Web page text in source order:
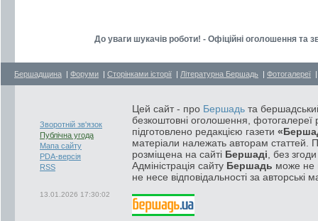
До уваги шукачів роботи! - Офіційні оголошення та
Бершадщина | Форуми | Сторінками історії | Літературна Бершадь | Фотогалереї
Зворотній зв'язок
Публічна угода
Мапа сайту
PDA-версія
RSS
13.01.2026 17:30:02
Цей сайт - про Бершадь та
безкоштовні оголошення, фотогалереї
підготовлено редакцією газети
матеріали належать авторам статтей.
розміщена на сайті Бершаді , без
Адміністрація сайту Бершадь може не
не несе відповідальності за авторські